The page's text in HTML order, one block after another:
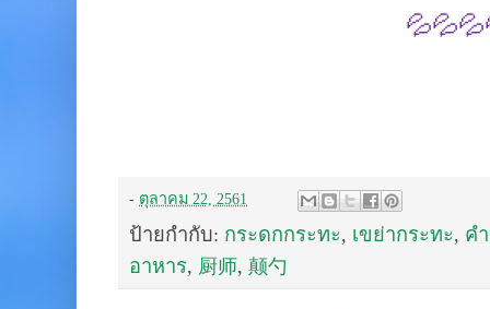
- ตุลาคม 22, 2561
ป้ายกำกับ: กระดกกระทะ, เขย่ากระทะ, ค
อาหาร, 厨师, 颠勺